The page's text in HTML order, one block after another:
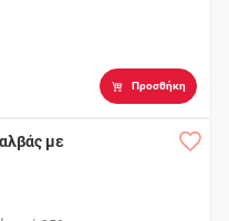
Προσθήκη
με